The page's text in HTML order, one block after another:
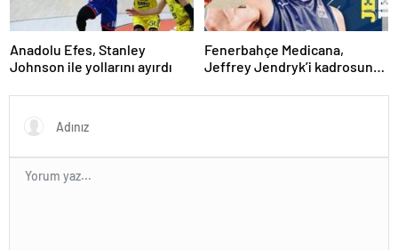
Anadolu Efes, Stanley
Johnson ile yollarını ayırdı
Fenerbahçe Medicana,
Jeffrey Jendryk’i kadrosuna